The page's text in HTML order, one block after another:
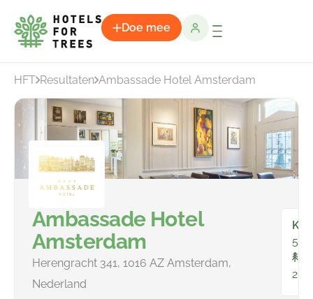
Doe mee
HFT Resultaten Ambassade Hotel Amsterdam
Ambassade Hotel
Amsterdam
Herengracht 341, 1016 AZ Amsterdam,
Nederland
56